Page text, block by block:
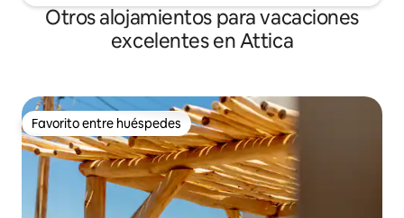
Otros alojamientos para vacaciones
excelentes en Attica
Favorito entre huéspedes
Favorito entre huéspedes